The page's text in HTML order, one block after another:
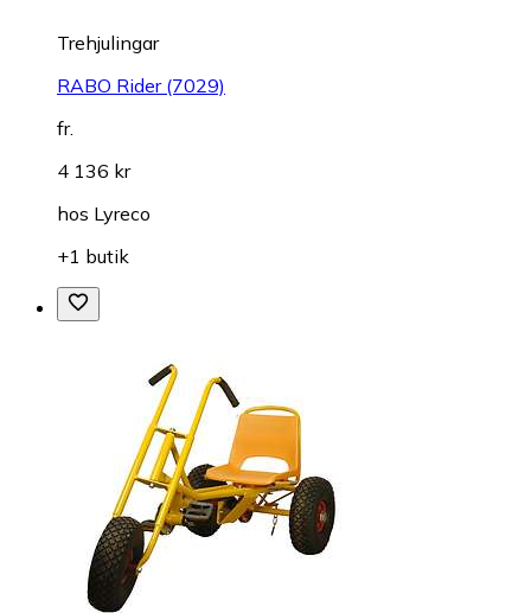
Trehjulingar
RABO Rider (7029)
fr.
4 136 kr
hos Lyreco
+1 butik